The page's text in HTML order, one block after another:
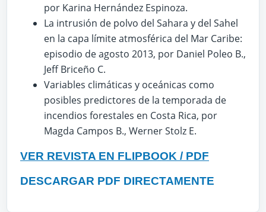
por Karina Hernández Espinoza.
La intrusión de polvo del Sahara y del Sahel
en la capa límite atmosférica del Mar Caribe:
episodio de agosto 2013, por Daniel Poleo B.,
Jeff Briceño C.
Variables climáticas y oceánicas como
posibles predictores de la temporada de
incendios forestales en Costa Rica, por
Magda Campos B., Werner Stolz E.
VER REVISTA EN FLIPBOOK / PDF
DESCARGAR PDF DIRECTAMENTE